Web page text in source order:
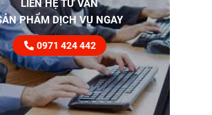
LIÊN HỆ TƯ VẤN
PHẨM DỊCH VỤ NGAY
0971 424 442